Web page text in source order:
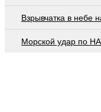
Взрывчатка в небе
Морской удар по